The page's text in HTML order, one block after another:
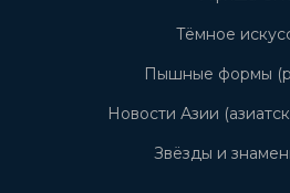
Тёмное
Пышные формы
Новости Азии
Звёзды и